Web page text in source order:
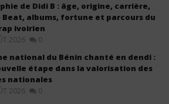
de Didi B : âge, origine, carrière,
Beat, albums, fortune et parcours du
ivoirien
2026 0
national du Bénin chanté en dendi :
étape dans la valorisation des
nationales
2026 0